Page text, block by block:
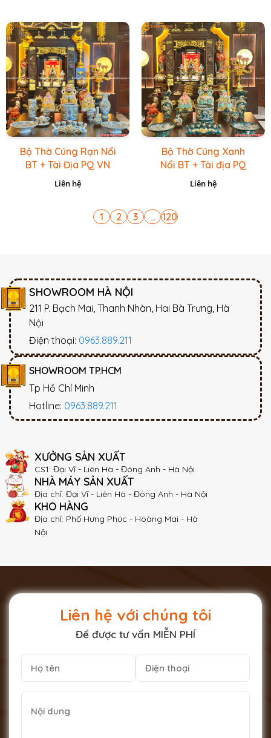
Bộ Thờ Cúng Rạn Nổi
BT + Tài Địa PQ VN
Vàng Caro
Liên hệ
Bộ Thờ Cúng Xanh
Nổi BT + Tài địa PQ
VN Xanh Lục
Liên hệ
1 2 3 ... 120
SHOWROOM HÀ NỘI
211 P. Bạch Mai, Thanh Nhàn, Hai Bà Trưng, Hà
Nội
Điện thoại: 0963.889.211
SHOWROOM TP.HCM
Tp Hồ Chí Minh
Hotline: 0963.889.211
XƯỞNG SẢN XUẤT
CS1: Đại Vĩ - Liên Hà - Đông Anh - Hà Nội
NHÀ MÁY SẢN XUẤT
Địa chỉ: Đại Vĩ - Liên Hà - Đông Anh - Hà Nội
KHO HÀNG
Địa chỉ: Phố Hưng Phúc - Hoàng Mai - Hà
Nội
Liên hệ với chúng tôi
Để được tư vấn MIỄN PHÍ